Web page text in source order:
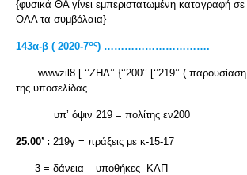
{φυσικά ΘΑ γίνει εμπεριστατωμένη καταγραφή σε
ΟΛΑ τα συμβόλαια}
143α-β ( 2020-7ος) ………………………….
wwwzil8 [ ‘’ΖΗΛ’’ {‘’200’’ [‘’219’’ ( παρουσίαση
της υποσελίδας
υπ’ όψιν 219 = πολίτης εν200
25.00’ : 219γ = πράξεις με κ-15-17
3 = δάνεια – υποθήκες -ΚΛΠ